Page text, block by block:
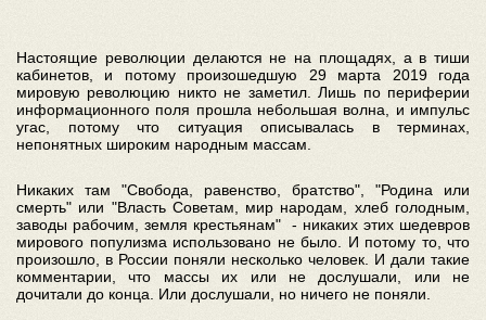
Настоящие революции делаются не на площадях, а в тиши
кабинетов, и потому произошедшую 29 марта 2019 года
мировую революцию никто не заметил. Лишь по периферии
информационного поля прошла небольшая волна, и импульс
угас, потому что ситуация описывалась в терминах,
непонятных широким народным массам.
Никаких там "Свобода, равенство, братство", "Родина или
смерть" или "Власть Советам, мир народам, хлеб голодным,
заводы рабочим, земля крестьянам" - никаких этих шедевров
мирового популизма использовано не было. И потому то, что
произошло, в России поняли несколько человек. И дали такие
комментарии, что массы их или не дослушали, или не
дочитали до конца. Или дослушали, но ничего не поняли.